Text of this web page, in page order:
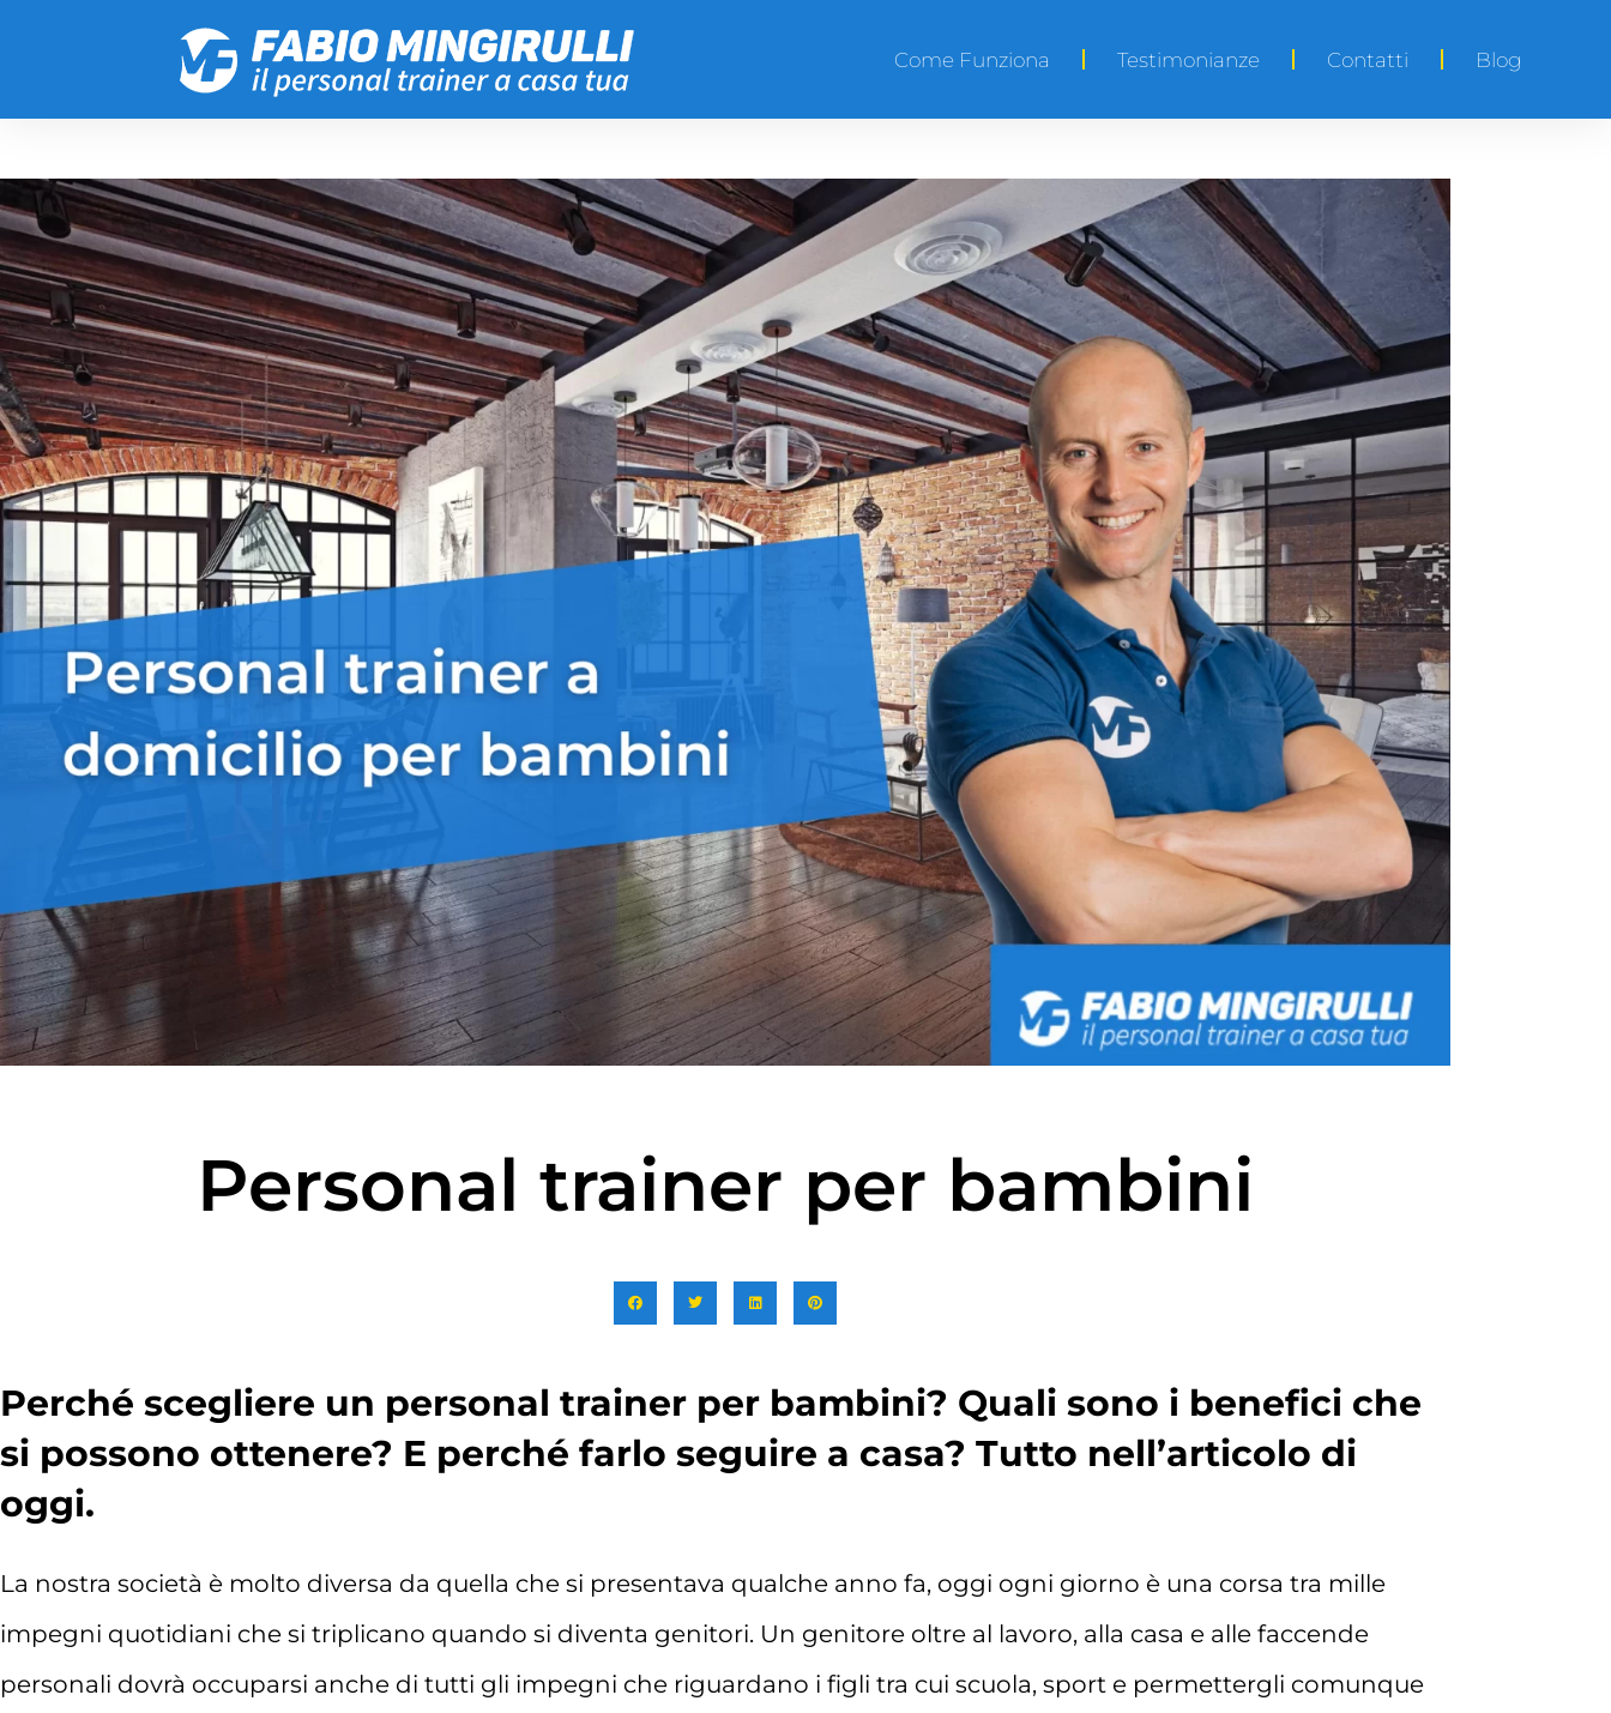
Come Funziona Testimonianze Contatti Blog
Personal trainer per bambini
Perché scegliere un personal trainer per bambini? Quali sono i benefici che
si possono ottenere? E perché farlo seguire a casa? Tutto nell’articolo di
oggi.
La nostra società è molto diversa da quella che si presentava qualche anno fa, oggi ogni giorno è una corsa tra mille
impegni quotidiani che si triplicano quando si diventa genitori. Un genitore oltre al lavoro, alla casa e alle faccende
personali dovrà occuparsi anche di tutti gli impegni che riguardano i figli tra cui scuola, sport e permettergli comunque